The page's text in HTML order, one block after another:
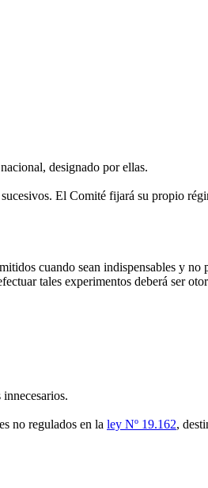
designado por ellas.
El Comité fijará su propio
cuando sean indispensables y no
tales experimentos deberá ser
no regulados en la ley Nº 19.162,